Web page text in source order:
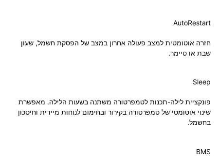
AutoRestart
חזרה אוטומטית למצב פעולה אחרון במצב של הפסקת חשמל, שעון
שבת או טיימר.
Sleep
פונקציית לילה-תכנות לטמפרטורה משתנה בשעות הלילה. מאפשרת
שינוי אוטומטי של טמפרטורה בקירור ובחימום לנוחות מיידית וחיסכון
בחשמל.
BMS